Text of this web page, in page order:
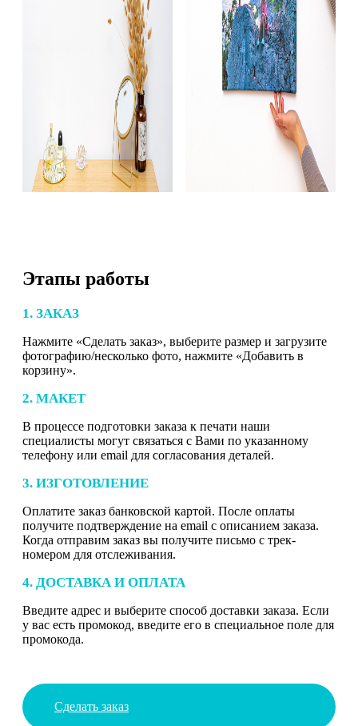
Этапы работы
1. ЗАКАЗ
Нажмите «Сделать заказ», выберите размер и загрузите
фотографию/несколько фото, нажмите «Добавить в
корзину».
2. МАКЕТ
В процессе подготовки заказа к печати наши
специалисты могут связаться с Вами по указанному
телефону или email для согласования деталей.
3. ИЗГОТОВЛЕНИЕ
Оплатите заказ банковской картой. После оплаты
получите подтверждение на email с описанием заказа.
Когда отправим заказ вы получите письмо с трек-
номером для отслеживания.
4. ДОСТАВКА И ОПЛАТА
Введите адрес и выберите способ доставки заказа. Если
у вас есть промокод, введите его в специальное поле для
промокода.
Сделать заказ